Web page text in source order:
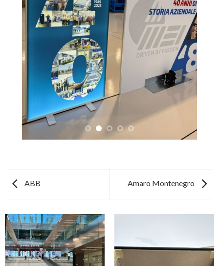
ABB Amaro Montenegro